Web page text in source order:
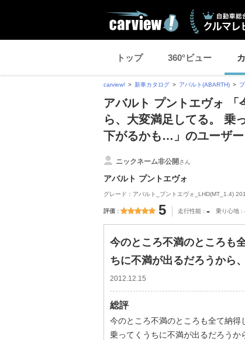
トップ 360°ビュー
carview! 新車カタログ アバルト(ABARTH)
アバルト プントエヴォ 「
ら、大変満足してる。 乗
下がるかも…」のユーザ
ニックネーム非公開さん
アバルト プントエヴォ
グレード：アバルト_プントエヴォ_LHD(MT_1.4)
評価 5 走行性能 - 乗り心地
今のところ不満のところも
ちに不満が出るだろうから
2012.12.15
総評
今のところ不満のところも全て納得
乗ってくうちに不満が出るだろうか